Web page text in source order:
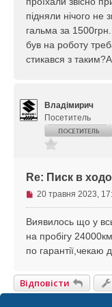
н
н
я
підняли нічого не
гальма за
був на роботу
стикався з
Владімирич
Посетитель
Re: Писк в
Н
е
о
ч
т
а
20 травня 2023,
Виявилось що у
на пробігу
по гарантії,чекаю
Відповісти